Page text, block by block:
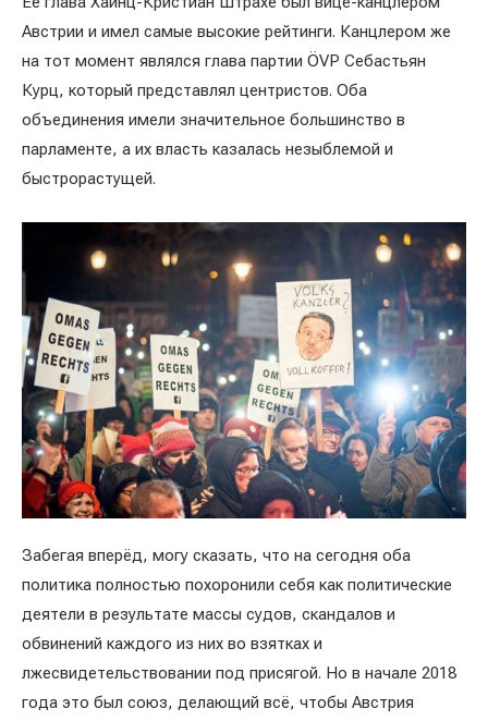
Австрии и имел самые высокие рейтинги. Канцлером же
на тот момент являлся глава партии ÖVP Себастьян
Курц, который представлял центристов. Оба
объединения имели значительное большинство в
парламенте, а их власть казалась незыблемой и
быстрорастущей.
Забегая вперёд, могу сказать, что на сегодня оба
политика полностью похоронили себя как политические
деятели в результате массы судов, скандалов и
обвинений каждого из них во взятках и
лжесвидетельствовании под присягой. Но в начале 2018
года это был союз, делающий всё, чтобы Австрия